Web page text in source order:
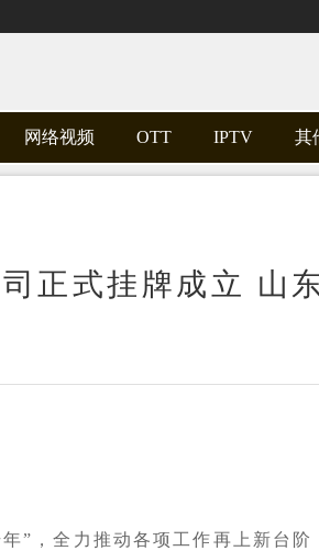
网络视频 OTT IPTV 其
正式挂牌成立 山
”，全力推动各项工作再上新台阶